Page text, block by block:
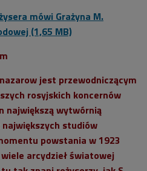
mówi Grażyna M.
(1,65 MB)
jest przewodniczącym
rosyjskich koncernów
największą wytwórnią
studiów
powstania w 1923
arcydzieł światowej